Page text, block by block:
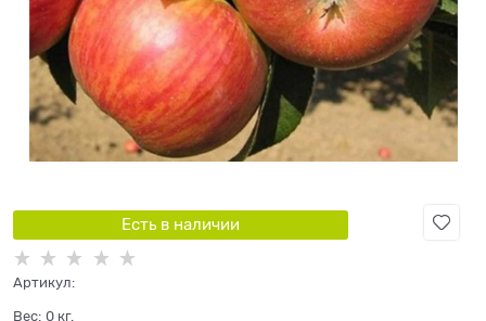
Есть в наличии
Артикул:
Вес: 0 кг.